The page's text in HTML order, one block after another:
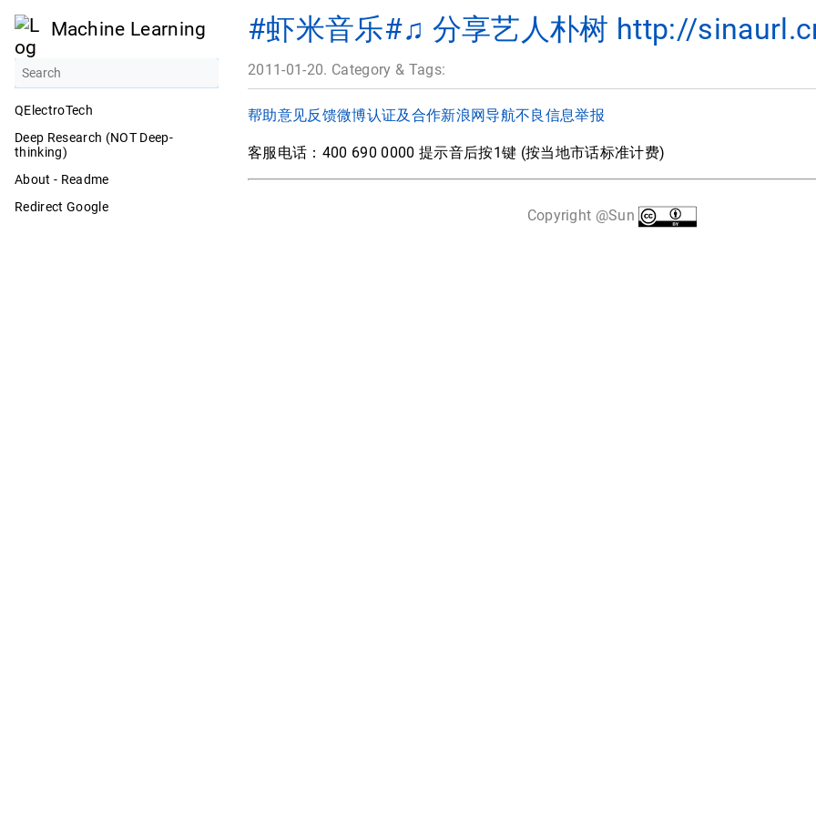
Machine Learning
QElectroTech
Deep Research (NOT Deep-
thinking)
About - Readme
Redirect Google
#虾米音乐#♫ 分享艺人朴树 http://
2011-01-20. Category & Tags:
帮助意见反馈微博认证及合作新浪网导航不良信息举报
客服电话：400 690 0000 提示音后按1键 (按当地市话标准计费)
Copyright @Sun